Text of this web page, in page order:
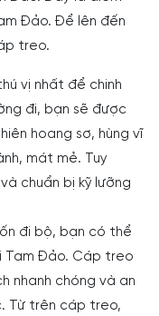
Đảo. Để lên đến
treo.
vị nhất để chinh
đi, bạn sẽ được
hoang sơ, hùng vĩ
mát mẻ. Tuy
chuẩn bị kỹ lưỡng
đi bộ, bạn có thể
Tam Đảo. Cáp treo
nhanh chóng và an
Từ trên cáp treo,